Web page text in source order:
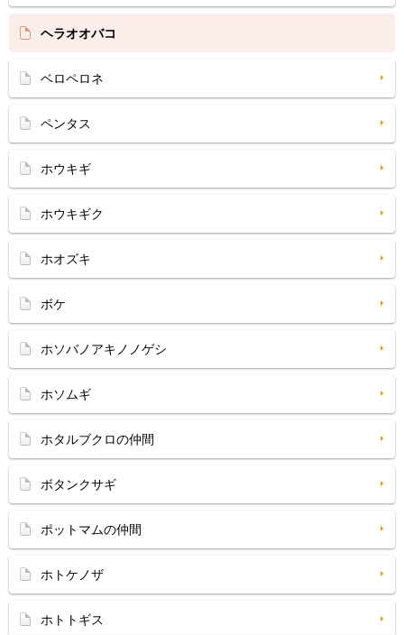
ヘラオオバコ
ベロペロネ
ペンタス
ホウキギ
ホウキギク
ホオズキ
ボケ
ホソバノアキノノゲシ
ホソムギ
ホタルブクロの仲間
ボタンクサギ
ポットマムの仲間
ホトケノザ
ホトトギス